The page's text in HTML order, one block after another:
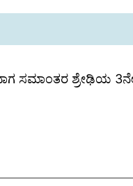
ಸಮಾಂತರ ಶ್ರೇಢಿಯ